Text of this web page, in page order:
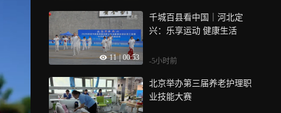
11 | 00:53
千城百县看中国｜河北定
兴：乐享运动 健康生活
-5小时前
北京举办第三届养老护理职
业技能大赛